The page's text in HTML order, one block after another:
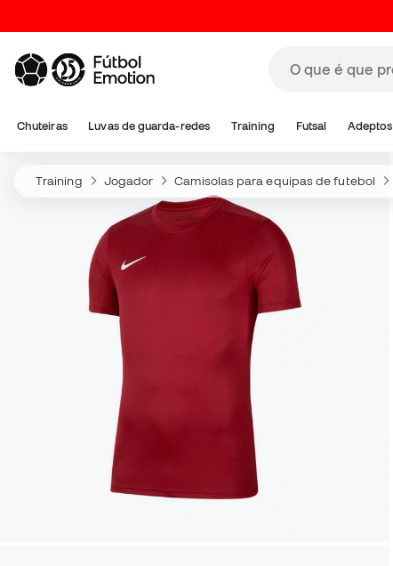
Chuteiras Luvas de guarda-redes Training Futsal Adeptos
Training Jogador Camisolas para equipas de futebol